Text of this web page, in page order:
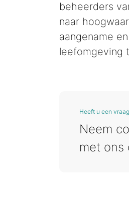
beheerders
naar
aangename
leefomgeving
Heeft u een
Neem
met ons